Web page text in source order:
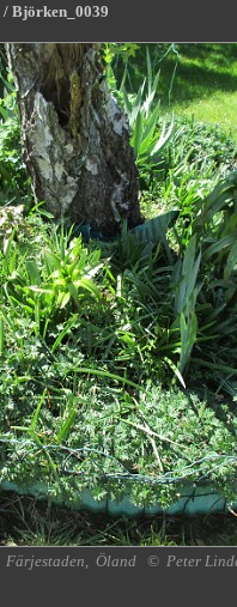
/ Björken_0039
Färjestaden, Öland © Peter